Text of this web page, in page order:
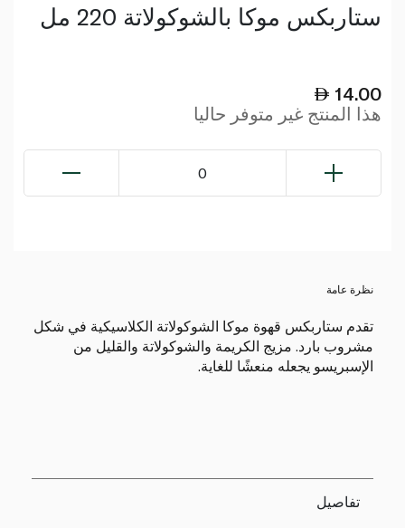
ستاربكس موكا بالشوكولاتة 220 مل
14.00
هذا المنتج غير متوفر حاليا
0
نظرة عامة
تقدم ستاربكس قهوة موكا الشوكولاتة الكلاسيكية في شكل
مشروب بارد. مزيج الكريمة والشوكولاتة والقليل من
الإسبريسو يجعله منعشًا للغاية.
تفاصيل